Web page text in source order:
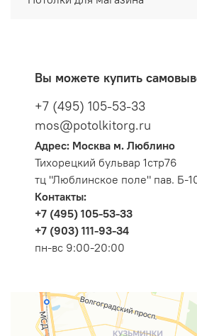
Вы можете купить
+7 (495) 105-53-33
mos@potolkitorg.ru
Адрес: Москва м. Люблино
Тихорецкий бульвар 1стр76
тц "Люблинское поле" пав. Б-
Контакты:
+7 (495) 105-53-33
+7 (903) 111-93-34
пн-вс 9:00-20:00